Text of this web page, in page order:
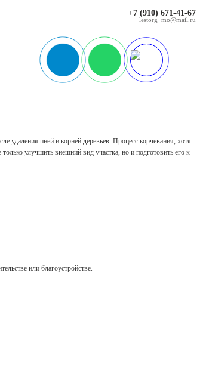
+7 (910) 671-41-67
lestorg_mo@mail.ru
удаления пней и корней деревьев. Процесс корчевания, хотя
улучшить внешний вид участка, но и подготовить его к
или благоустройстве.